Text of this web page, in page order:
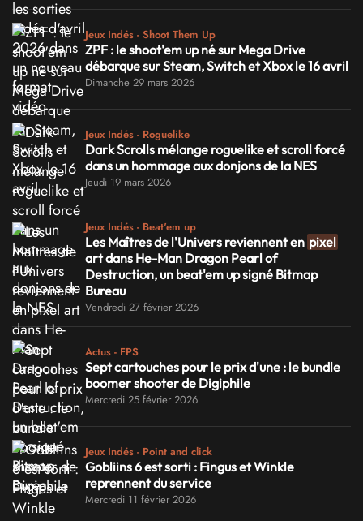
Jeux Indés - Shoot Them Up
ZPF : le shoot'em up né sur Mega Drive
débarque sur Steam, Switch et Xbox le 16 avril
Dimanche 29 mars 2026
Jeux Indés - Roguelike
Dark Scrolls mélange roguelike et scroll forcé
dans un hommage aux donjons de la NES
Jeudi 19 mars 2026
Jeux Indés - Beat'em up
Les Maîtres de l'Univers reviennent en pixel
art dans He-Man Dragon Pearl of
Destruction, un beat'em up signé Bitmap
Bureau
Vendredi 27 février 2026
Actus - FPS
Sept cartouches pour le prix d'une : le bundle
boomer shooter de Digiphile
Mercredi 25 février 2026
Jeux Indés - Point and click
Gobliins 6 est sorti : Fingus et Winkle
reprennent du service
Mercredi 11 février 2026